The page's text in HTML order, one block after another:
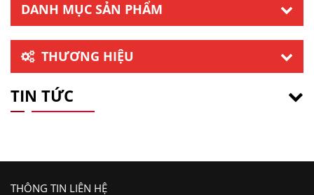
DANH MỤC SẢN PHẨM
THƯƠNG HIỆU
TIN TỨC
THÔNG TIN LIÊN HỆ